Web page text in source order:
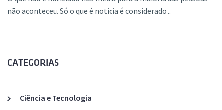
não aconteceu. Só o que é noticia é considerado...
CATEGORIAS
Ciência e Tecnologia